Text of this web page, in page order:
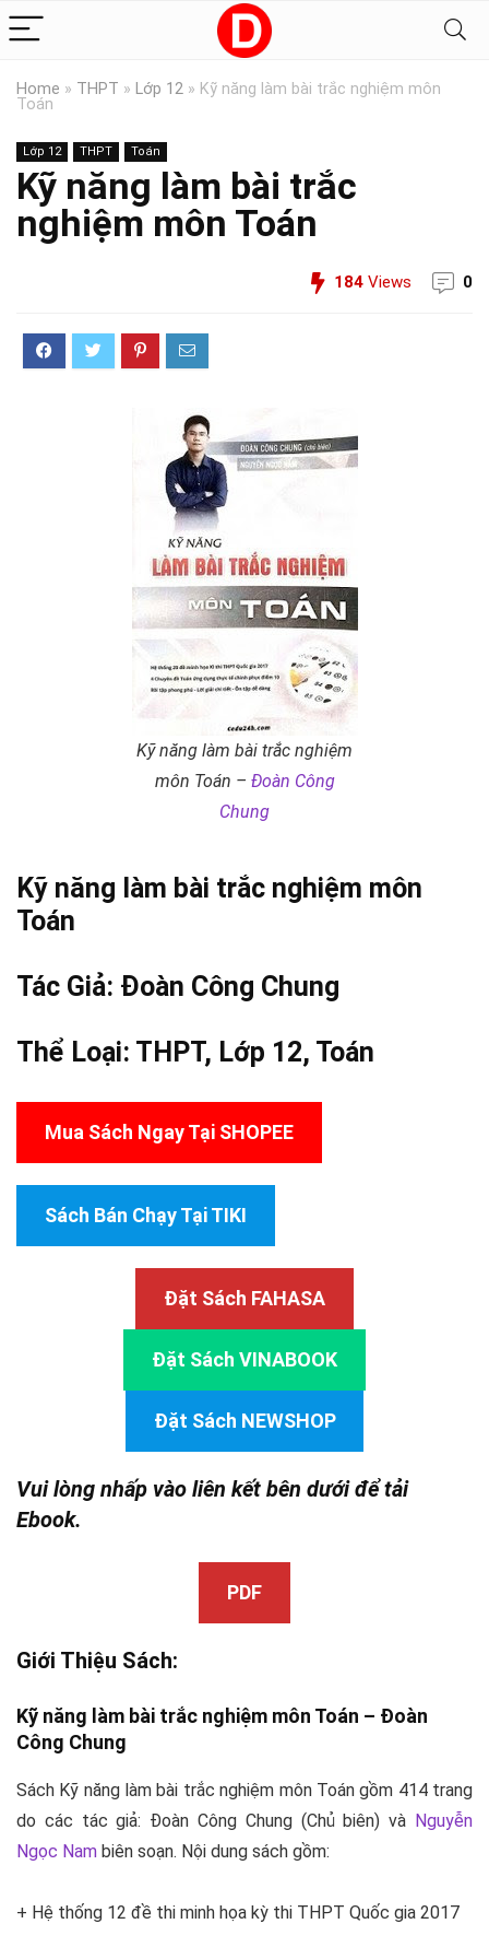
Home » THPT » Lớp 12 » Kỹ năng làm bài trắc nghiệm môn
Toán
Lớp 12 THPT Toán
Kỹ năng làm bài trắc
nghiệm môn Toán
184 Views 0
Kỹ năng làm bài trắc nghiệm
môn Toán – Đoàn Công
Chung
Kỹ năng làm bài trắc nghiệm môn
Toán
Tác Giả: Đoàn Công Chung
Thể Loại: THPT, Lớp 12, Toán
Mua Sách Ngay Tại SHOPEE
Sách Bán Chạy Tại TIKI
Đặt Sách FAHASA
Đặt Sách VINABOOK
Đặt Sách NEWSHOP
Vui lòng nhấp vào liên kết bên dưới để tải
Ebook.
PDF
Giới Thiệu Sách:
Kỹ năng làm bài trắc nghiệm môn Toán – Đoàn
Công Chung
Sách Kỹ năng làm bài trắc nghiệm môn Toán gồm 414 trang
do các tác giả: Đoàn Công Chung (Chủ biên) và Nguyễn
Ngọc Nam biên soạn. Nội dung sách gồm:
+ Hệ thống 12 đề thi minh họa kỳ thi THPT Quốc gia 2017